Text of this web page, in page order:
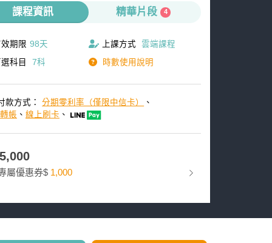
課程資訊 精華片段 4
期限 98天 上課方式
雲端課程
科目
7科 時數使用說明
款方式：分期零利率（僅限中信卡）
、
帳 、 線上刷卡 、
屬優惠券$ 1,000